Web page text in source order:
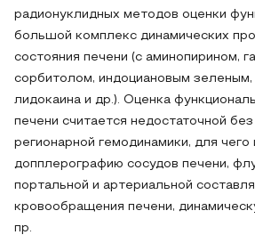
радионуклидных методов оценки
большой комплекс динамических
состояния печени (с аминопирином,
сорбитолом, индоциановым
лидокаина и др.). Оценка
печени считается недостаточной
регионарной гемодинамики, для чего
допплерографию сосудов печени,
портальной и артериальной
кровообращения печени,
пр.